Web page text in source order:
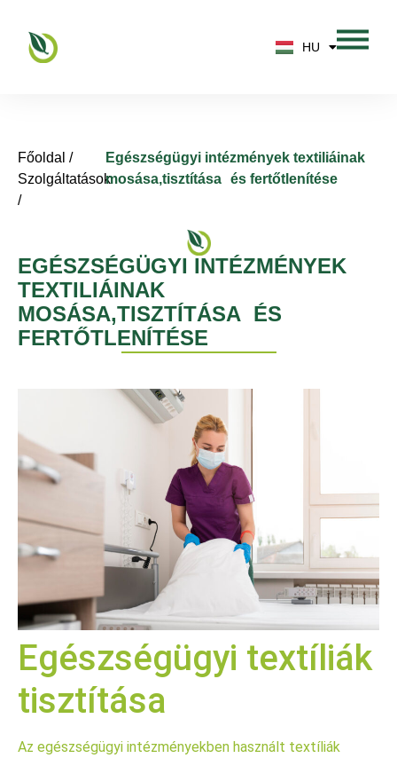
HU
EN
Főoldal /
Szolgáltatások
/
Egészségügyi intézmények textiliáinak
mosása,tisztítása és fertőtlenítése
EGÉSZSÉGÜGYI INTÉZMÉNYEK
TEXTILIÁINAK
MOSÁSA,TISZTÍTÁSA ÉS
FERTŐTLENÍTÉSE
Egészségügyi textíliák
tisztítása
Az egészségügyi intézményekben használt textíliák